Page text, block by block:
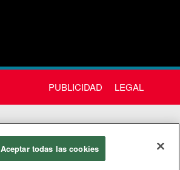
PUBLICIDAD LEGAL
Aceptar todas las cookies